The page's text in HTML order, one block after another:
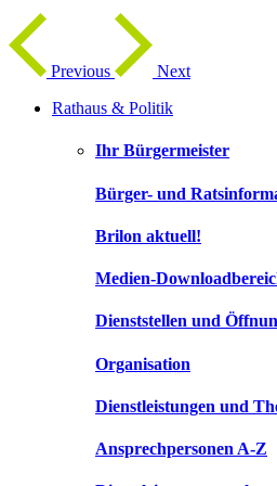
Previous
Next
Rathaus & Politik
Ihr Bürgermeister
Bürger- und
Brilon aktuell!
Medien-
Dienststellen und
Organisation
Dienstleistungen und
Ansprechpersonen A-Z